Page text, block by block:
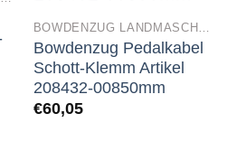
Bowdenzug Pedalkabel
Schott-Klemm Artikel
208432-00850mm
€60,05